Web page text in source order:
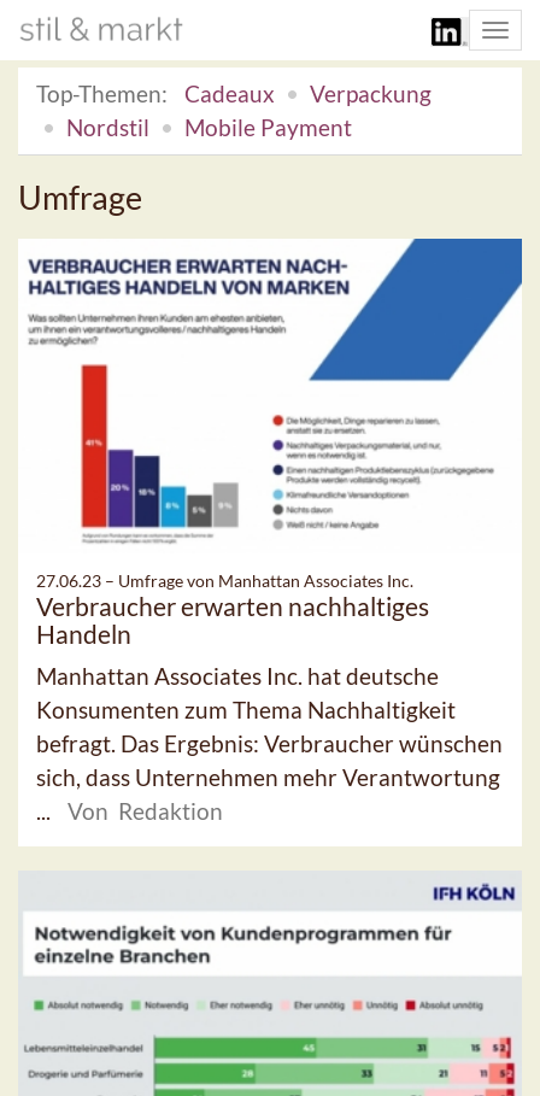
Top-Themen:
Cadeaux
Verpackung
Nordstil
Mobile Payment
Umfrage
27.06.23 – Umfrage von Manhattan Associates Inc.
Verbraucher erwarten nachhaltiges
Handeln
Manhattan Associates Inc. hat deutsche
Konsumenten zum Thema Nachhaltigkeit
befragt. Das Ergebnis: Verbraucher wünschen
sich, dass Unternehmen mehr Verantwortung
...
Von Redaktion